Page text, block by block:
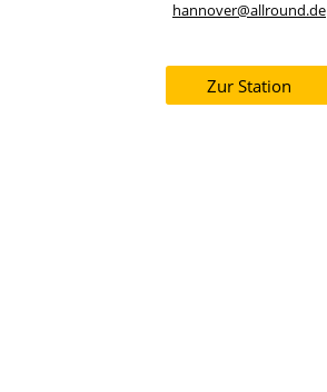
hannover@allround.de
Zur Station